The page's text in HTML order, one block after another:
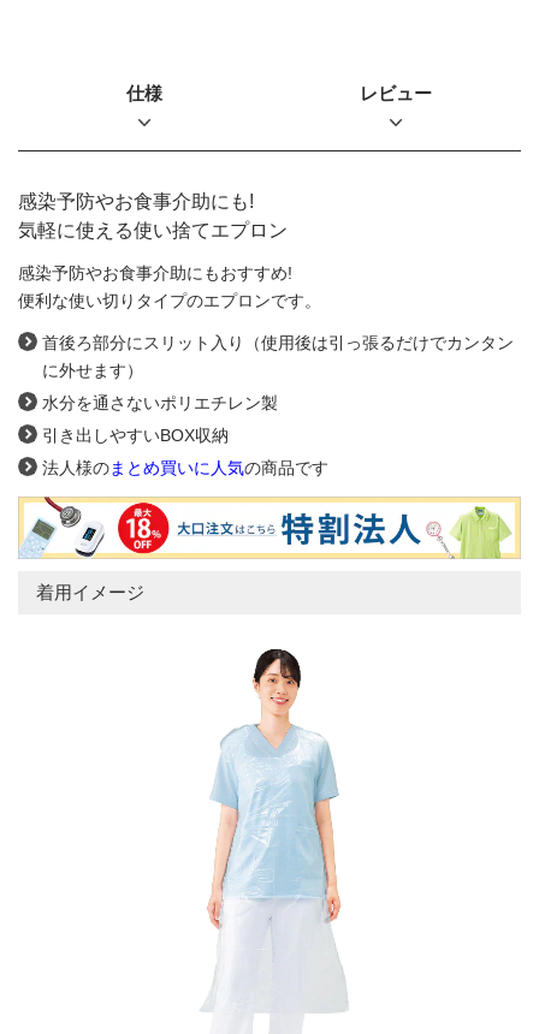
仕様 レビュー
感染予防やお食事介助にも!
気軽に使える使い捨てエプロン
感染予防やお食事介助にもおすすめ!
便利な使い切りタイプのエプロンです。
首後ろ部分にスリット入り（使用後は引っ張るだけでカンタン
に外せます）
水分を通さないポリエチレン製
引き出しやすいBOX収納
法人様のまとめ買いに人気の商品です
着用イメージ